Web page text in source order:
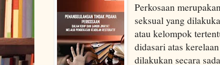
Perkosaan
seksual yang
atau kelompok
didasari atas
dilakukan secara